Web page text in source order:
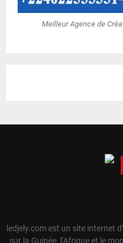
Meilleur Agence de
ledjely.com est un site internet
sur la Guinée, l’Afrique et le